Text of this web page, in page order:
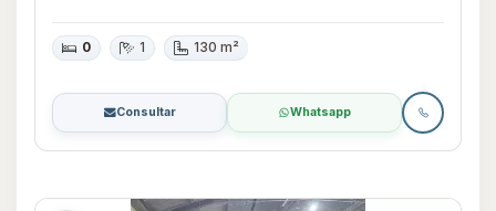
0 1 130 m²
Consultar Whatsapp